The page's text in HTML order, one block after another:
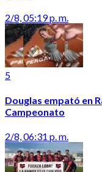
2/8, 05:19 p. m.
5
Douglas empató en
Campeonato
2/8, 06:31 p. m.